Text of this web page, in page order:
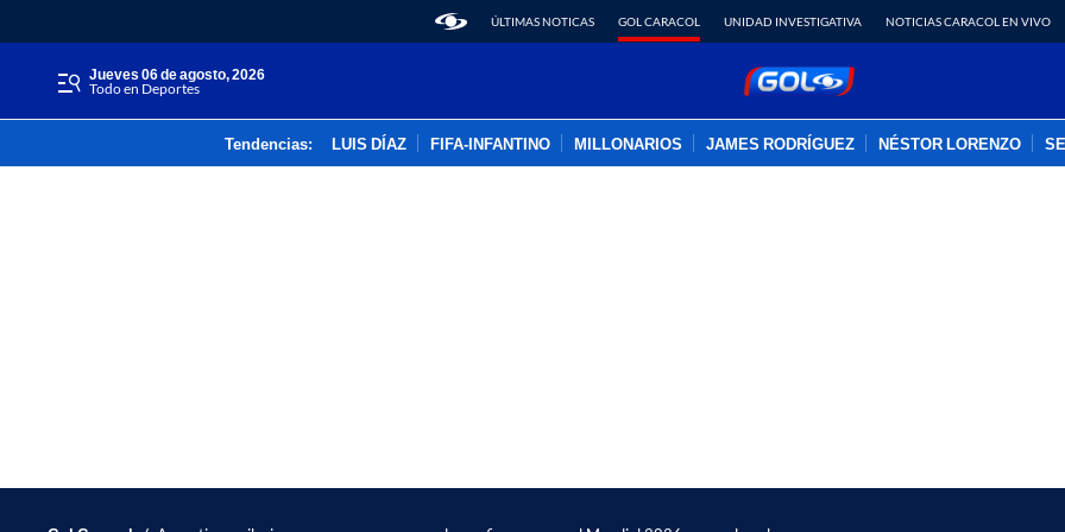
ÚLTIMAS NOTICAS GOL CARACOL UNIDAD INVESTIGATIVA NOTICIAS CARACOL EN VIVO
jueves 06 de agosto, 2026
Todo en Deportes
Tendencias: LUIS DÍAZ FIFA-INFANTINO MILLONARIOS JAMES RODRÍGUEZ NÉSTOR LORENZO